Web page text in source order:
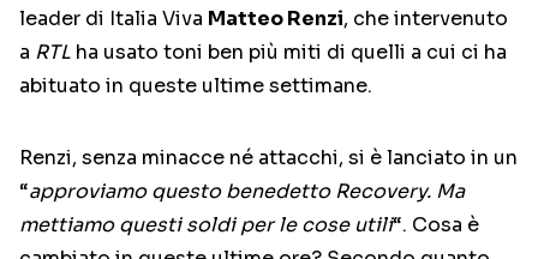
leader di Italia Viva Matteo Renzi, che intervenuto
a RTL ha usato toni ben più miti di quelli a cui ci ha
abituato in queste ultime settimane.
Renzi, senza minacce né attacchi, si è lanciato in un
“approviamo questo benedetto Recovery. Ma
mettiamo questi soldi per le cose utili“. Cosa è